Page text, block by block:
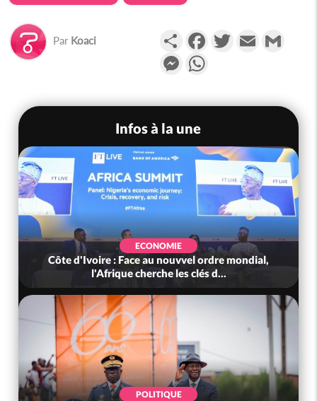
Par Koaci PartagerFacebookTwitterEmail
Messenger
Infos à la une
ECONOMIE
Côte d'Ivoire : Face au nouvvel ordre mondial,
l'Afrique cherche les clés d...
POLITIQUE